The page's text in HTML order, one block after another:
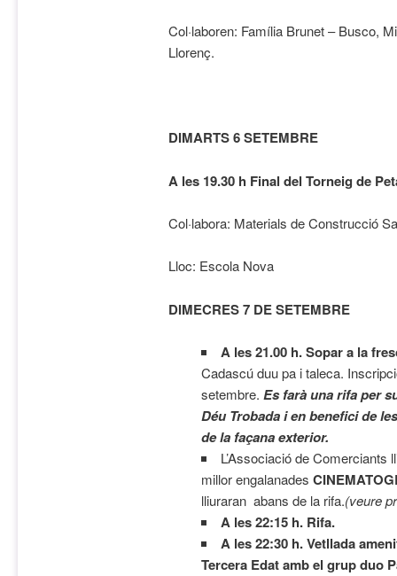
Col·laboren: Família Brunet – Busco,
Llorenç.
DIMARTS 6 SETEMBRE
A les 19.30 h Final del Torneig de
Col·labora: Materials de Construcció
Lloc: Escola Nova
DIMECRES 7 DE SETEMBRE
A les 21.00 h. Sopar a la
Cadascú duu pa i taleca.
setembre. Es farà una rifa per
Déu Trobada i en benefici de
de la façana exterior.
L’Associació de
millor engalanades
lliuraran abans de la rifa.(veure
A les 22:15 h. Rifa.
A les 22:30 h. Vetllada
Tercera Edat amb el grup duo